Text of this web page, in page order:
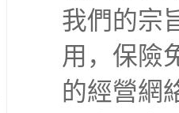
我們的宗
用，保險
的經營網